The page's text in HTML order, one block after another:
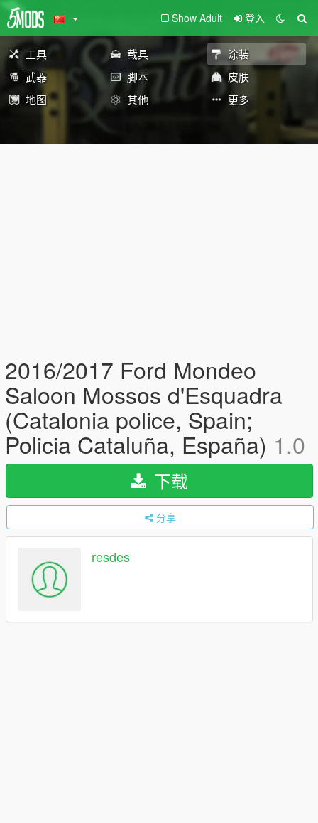
Show Adult 登入
工具 载具
涂装
武器
脚本
皮肤
地图
其他 更多
2016/2017 Ford Mondeo
Saloon Mossos d'Esquadra
(Catalonia police, Spain;
Policia Cataluña, España) 1.0
下载
分享
resdes